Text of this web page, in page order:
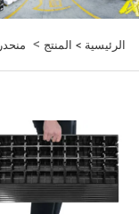
الرئيسية > المنتج > منحدر